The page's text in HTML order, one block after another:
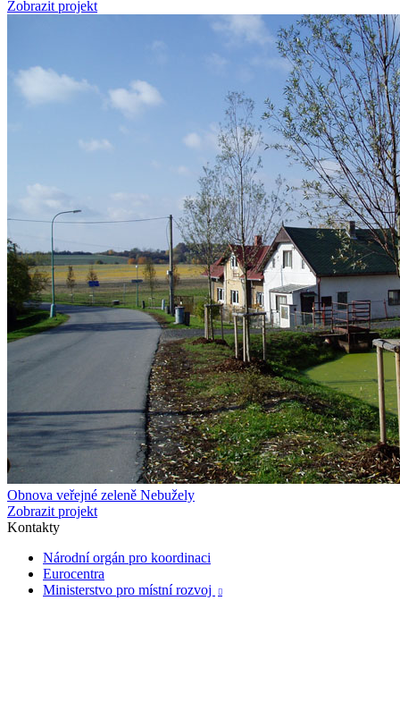
Zobrazit projekt
Obnova veřejné zeleně Nebužely
Zobrazit projekt
Kontakty
Národní orgán pro koordinaci
Eurocentra
Ministerstvo pro místní rozvoj
